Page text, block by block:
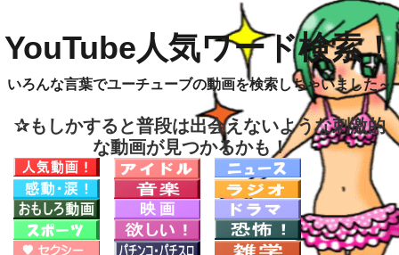
YouTube人気ワード検索！
いろんな言葉でユーチューブの動画を検索しちゃいました～
✰もしかすると普段は出会えないような刺激的
な動画が見つかるかも！